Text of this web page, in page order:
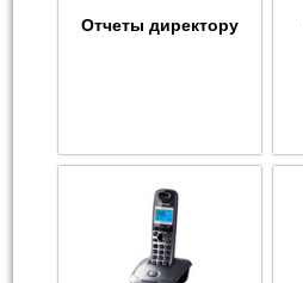
Отчеты директору